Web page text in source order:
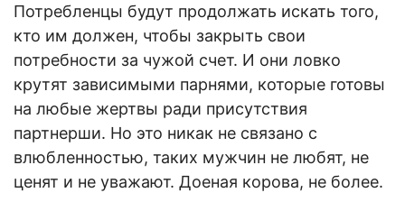
Потребленцы будут продолжать искать того,
кто им должен, чтобы закрыть свои
потребности за чужой счет. И они ловко
крутят зависимыми парнями, которые готовы
на любые жертвы ради присутствия
партнерши. Но это никак не связано с
влюбленностью, таких мужчин не любят, не
ценят и не уважают. Доеная корова, не более.